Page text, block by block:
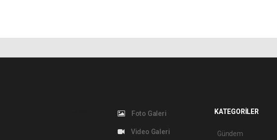
Foto Galeri
Video Galeri
KATEGORİLER
Gündem